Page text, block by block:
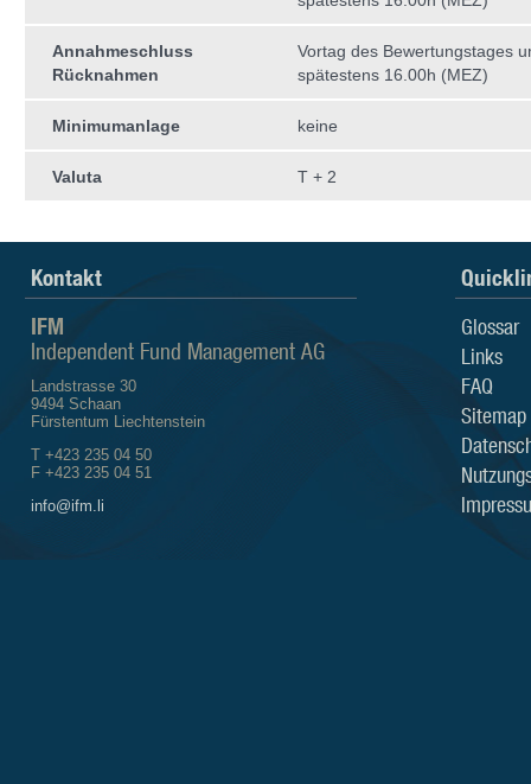
Annahmeschluss
Rücknahmen
Vortag des Bewertungstages
spätestens 16.00h (MEZ)
Minimumanlage keine
Valuta T + 2
Kontakt
IFM
Independent Fund Management AG
Landstrasse 30
9494 Schaan
Fürstentum Liechtenstein
T +423 235 04 50
F +423 235 04 51
info@ifm.li
Glossar
Links
FAQ
Sitemap